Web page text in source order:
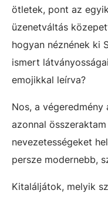
ötletek, pont az
üzenetváltás
hogyan néznének ki
ismert
emojikkal leírva?
Nos, a
azonnal
nevezetességeket
persze modernebb,
Kitaláljátok, melyik